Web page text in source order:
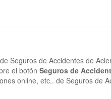
Seguros de Accidentes de
el botón Seguros de
online, etc.. de Seguros de